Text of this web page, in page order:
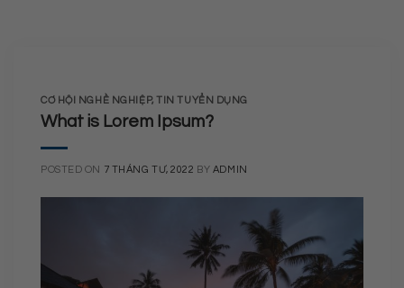
CƠ HỘI NGHỀ NGHIỆP,TIN TUYỂN DỤNG
What is Lorem Ipsum?
POSTED ON 7 THÁNG TƯ, 2022 BY ADMIN